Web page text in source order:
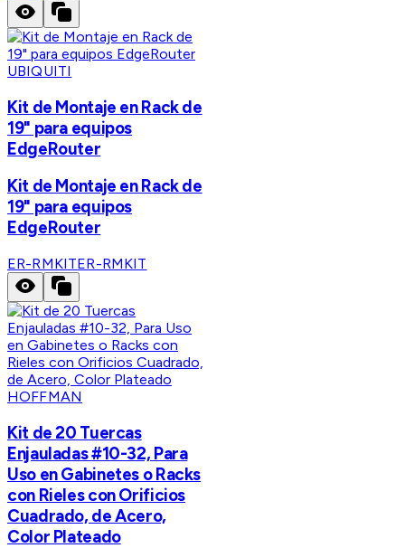
UBIQUITI
Kit de Montaje en Rack de
19" para equipos
EdgeRouter
Kit de Montaje en Rack de
19" para equipos
EdgeRouter
ER-RMKITER-RMKIT
HOFFMAN
Kit de 20 Tuercas
Enjauladas #10-32, Para
Uso en Gabinetes o Racks
con Rieles con Orificios
Cuadrado, de Acero,
Color Plateado